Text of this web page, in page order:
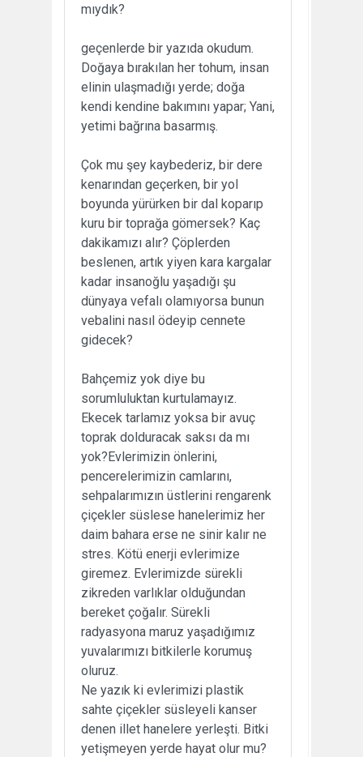
mıydık?
geçenlerde bir yazıda okudum.
Doğaya bırakılan her tohum, insan
elinin ulaşmadığı yerde; doğa
kendi kendine bakımını yapar; Yani,
yetimi bağrına basarmış.
Çok mu şey kaybederiz, bir dere
kenarından geçerken, bir yol
boyunda yürürken bir dal koparıp
kuru bir toprağa gömersek? Kaç
dakikamızı alır? Çöplerden
beslenen, artık yiyen kara kargalar
kadar insanoğlu yaşadığı şu
dünyaya vefalı olamıyorsa bunun
vebalini nasıl ödeyip cennete
gidecek?
Bahçemiz yok diye bu
sorumluluktan kurtulamayız.
Ekecek tarlamız yoksa bir avuç
toprak dolduracak saksı da mı
yok?Evlerimizin önlerini,
pencerelerimizin camlarını,
sehpalarımızın üstlerini rengarenk
çiçekler süslese hanelerimiz her
daim bahara erse ne sinir kalır ne
stres. Kötü enerji evlerimize
giremez. Evlerimizde sürekli
zikreden varlıklar olduğundan
bereket çoğalır. Sürekli
radyasyona maruz yaşadığımız
yuvalarımızı bitkilerle korumuş
oluruz.
Ne yazık ki evlerimizi plastik
sahte çiçekler süsleyeli kanser
denen illet hanelere yerleşti. Bitki
yetişmeyen yerde hayat olur mu?